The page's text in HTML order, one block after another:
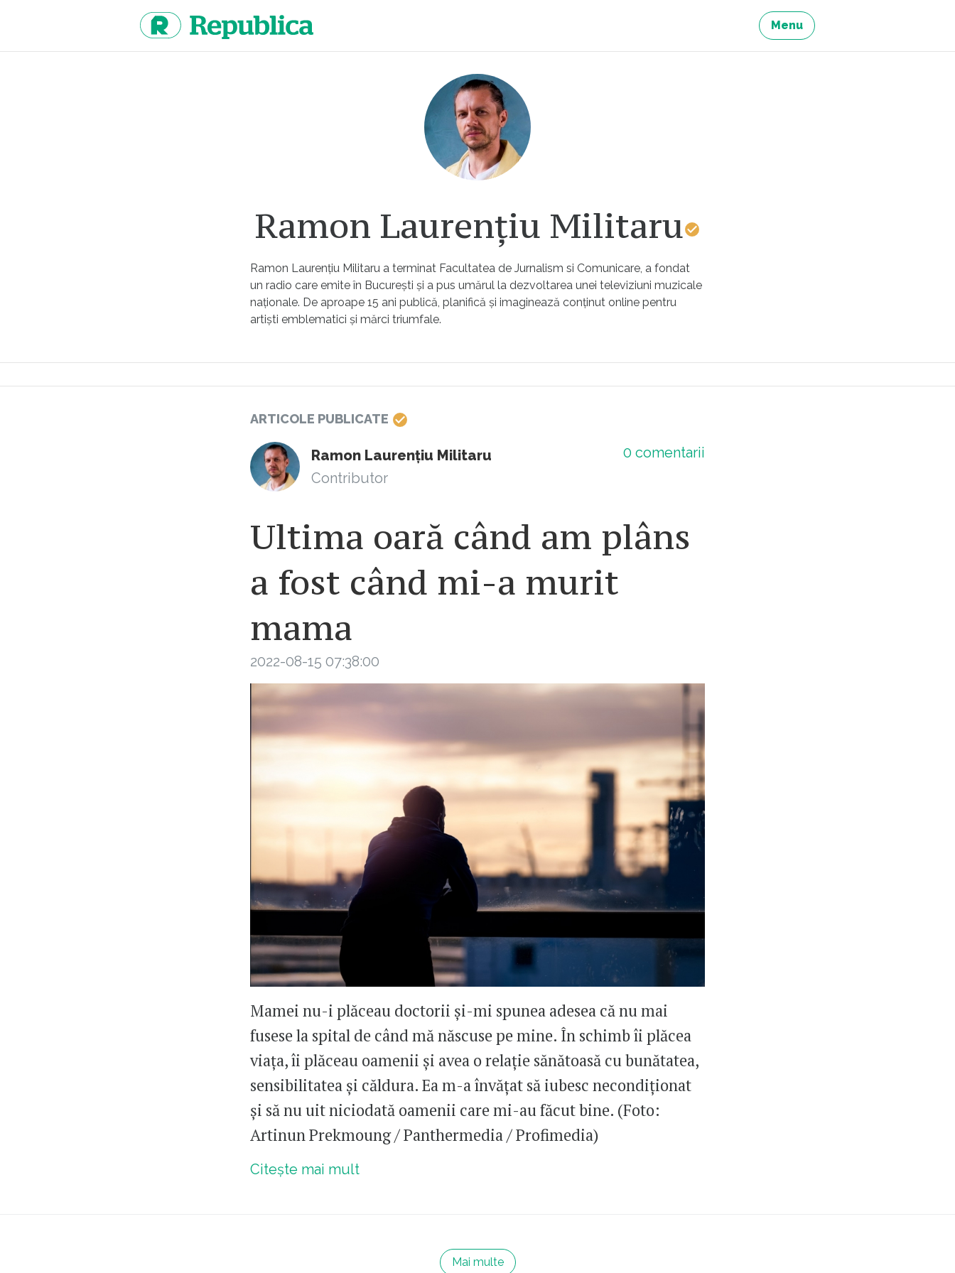
Menu
Ramon Laurențiu Militaru
Ramon Laurențiu Militaru a terminat Facultatea de Jurnalism si Comunicare, a fondat
un radio care emite în București și a pus umărul la dezvoltarea unei televiziuni muzicale
naționale. De aproape 15 ani publică, planifică și imaginează conținut online pentru
artiști emblematici și mărci triumfale.
ARTICOLE PUBLICATE
Ramon Laurențiu Militaru
Contributor
0 comentarii
Ultima oară când am plâns
a fost când mi-a murit
mama
2022-08-15 07:38:00
Mamei nu-i plăceau doctorii și-mi spunea adesea că nu mai
fusese la spital de când mă născuse pe mine. În schimb îi plăcea
viața, îi plăceau oamenii și avea o relație sănătoasă cu bunătatea,
sensibilitatea și căldura. Ea m-a învățat să iubesc necondiționat
și să nu uit niciodată oamenii care mi-au făcut bine. (Foto:
Artinun Prekmoung / Panthermedia / Profimedia)
Citește mai mult
Mai multe